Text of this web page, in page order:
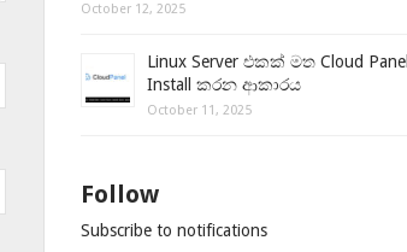
October 12, 2025
Linux Server එකක් මත Cloud Panel
Install කරන ආකාරය
October 11, 2025
Follow
Subscribe to notifications